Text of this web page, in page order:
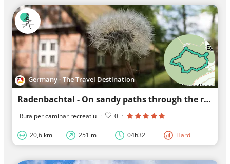
Germany - The Travel Destination
Radenbachtal - On sandy paths through the realm of the Schnucken
Ruta per caminar recreatiu · 0 ·
20,6 km 251 m 04h32 Hard